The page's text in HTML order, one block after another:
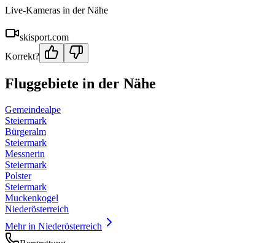
Live-Kameras in der Nähe
skisport.com
Korrekt?
Fluggebiete in der Nähe
Gemeindealpe
Steiermark
Bürgeralm
Steiermark
Messnerin
Steiermark
Polster
Steiermark
Muckenkogel
Niederösterreich
Mehr in Niederösterreich